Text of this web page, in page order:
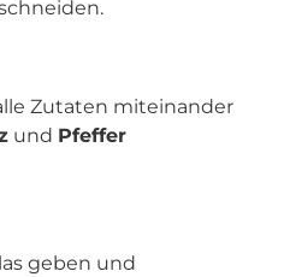
Zutaten miteinander
und Pfeffer
geben und